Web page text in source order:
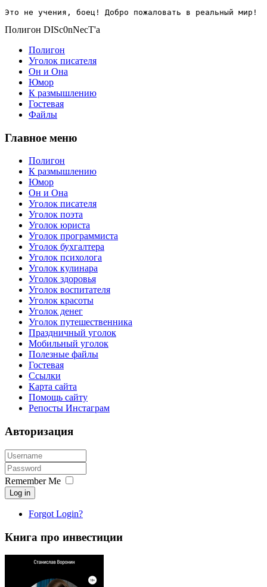
Это не учения, боец! Добро пожаловать в реальный мир!
Полигон DISc0nNecT'a
Полигон
Уголок писателя
Он и Она
Юмор
К размышлению
Гостевая
Файлы
Главное меню
Полигон
К размышлению
Юмор
Он и Она
Уголок писателя
Уголок поэта
Уголок юриста
Уголок программиста
Уголок бухгалтера
Уголок психолога
Уголок кулинара
Уголок здоровья
Уголок воспитателя
Уголок красоты
Уголок денег
Уголок путешественника
Праздничный уголок
Мобильный уголок
Полезные файлы
Гостевая
Ссылки
Карта сайта
Помощь сайту
Репосты Инстаграм
Авторизация
Remember Me
Log in
Forgot Login?
Книга про инвестиции